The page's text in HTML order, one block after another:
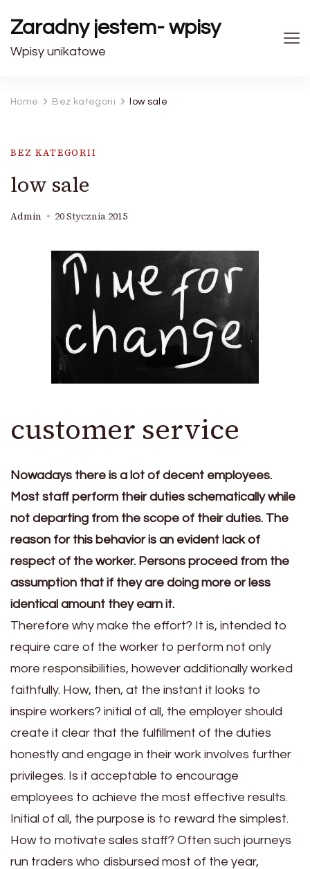
Zaradny jestem- wpisy
Wpisy unikatowe
Home Bez kategorii low sale
BEZ KATEGORII
low sale
Admin 20 Stycznia 2015
customer service
Nowadays there is a lot of decent employees.
Most staff perform their duties schematically while
not departing from the scope of their duties. The
reason for this behavior is an evident lack of
respect of the worker. Persons proceed from the
assumption that if they are doing more or less
identical amount they earn it.
Therefore why make the effort? It is, intended to
require care of the worker to perform not only
more responsibilities, however additionally worked
faithfully. How, then, at the instant it looks to
inspire workers? initial of all, the employer should
create it clear that the fulfillment of the duties
honestly and engage in their work involves further
privileges. Is it acceptable to encourage
employees to achieve the most effective results.
Initial of all, the purpose is to reward the simplest.
How to motivate sales staff? Often such journeys
run traders who disbursed most of the year,